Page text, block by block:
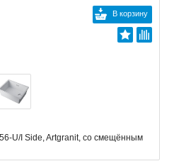
В корзину
U/I Side, Artgranit, со смещённым